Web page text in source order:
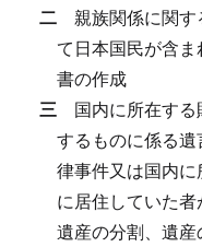
二 親族関係に関
て日本国民が含
書の作成
三 国内に所在す
するものに係る
律事件又は国内
に居住していた
遺産の分割、遺